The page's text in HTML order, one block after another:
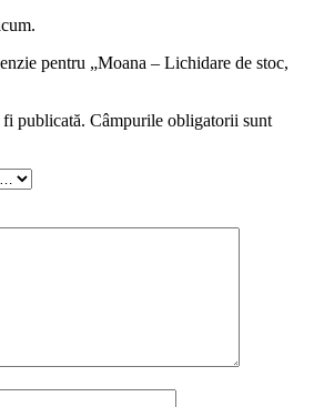
pentru „Moana – Lichidare de stoc,
fi publicată. Câmpurile obligatorii sunt